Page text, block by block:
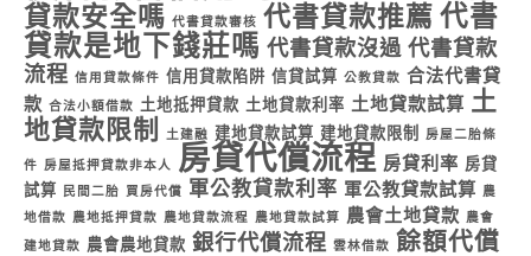
貸款安全嗎 代書貸款審核 代書貸款推薦 代書
貸款是地下錢莊嗎 代書貸款沒過 代書貸款
流程 信用貸款條件 信用貸款陷阱 信貸試算 公教貸款 合法代書貸
款 合法小額借款 土地抵押貸款 土地貸款利率 土地貸款試算 土
地貸款限制
土建融 建地貸款試算 建地貸款限制 房屋二胎條
件 房屋抵押貸款非本人 房貸代償流程 房貸利率 房貸
試算
民間二胎 買房代償 軍公教貸款利率 軍公教貸款試算
農
地借款
農地抵押貸款 農地貸款流程 農地貸款試算 農會土地貸款 農會
建地貸款 農會農地貸款 銀行代償流程 雲林借款 餘額代償